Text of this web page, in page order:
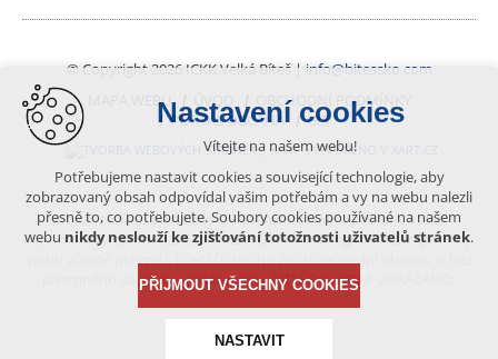
© Copyright 2026 ICKK Velká Bíteš | info@bitessko.com
MAPA WEBU
ÚVOD
OBCHODNÍ PODMÍNKY
PORTÁL OBČANA
GIS
VYTVOŘENO V XART.CZ
Obsah tohoto portálu je chráněn autorským právem, které
vykonává vydavatel. Jakékoliv užití článků a fotografií z této podoby
písemného souhlasu vydavatele – BÍTEŠSKO.COM -ZAKÁZÁNO.
Nastavení cookies
Vítejte na našem webu!
Potřebujeme nastavit cookies a související technologie, aby
zobrazovaný obsah odpovídal vašim potřebám a vy na webu nalezli
přesně to, co potřebujete. Soubory cookies používané na našem
webu nikdy neslouží ke zjišťování totožnosti uživatelů stránek.
PŘIJMOUT VŠECHNY COOKIES
NASTAVIT